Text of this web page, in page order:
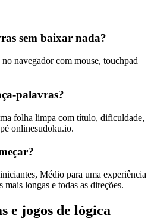
sem baixar nada?
navegador com mouse, touchpad
palavras?
folha limpa com título, dificuldade,
onlinesudoku.io.
Médio para uma experiência
longas e todas as direções.
e jogos de lógica